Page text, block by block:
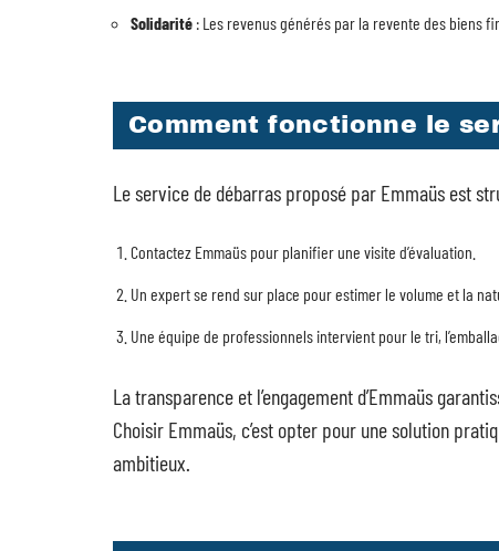
Solidarité : Les revenus générés par la revente des biens
Comment fonctionne le
Le service de débarras proposé par Emmaüs est
Contactez Emmaüs pour planifier une visite d’évaluation.
Un expert se rend sur place pour estimer le volume et la
Une équipe de professionnels intervient pour le tri,
La transparence et l’engagement d’Emmaüs
Choisir Emmaüs, c’est opter pour une solution
ambitieux.